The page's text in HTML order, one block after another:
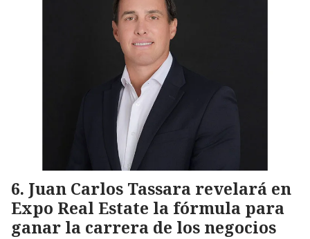
Juan Carlos Tassara revelará en
Expo Real Estate la fórmula para
ganar la carrera de los negocios